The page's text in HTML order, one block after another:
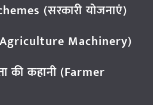
(सरकारी योजनाएं)
Machinery)
की कहानी (Farmer